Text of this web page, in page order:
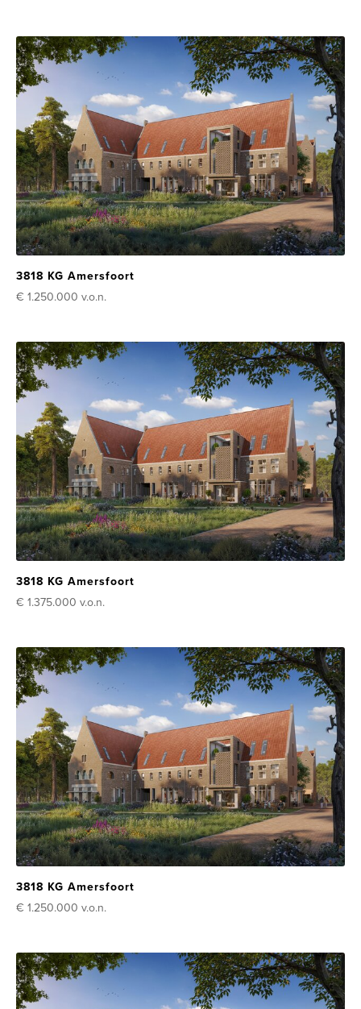
3818 KG Amersfoort
€ 1.250.000 v.o.n.
3818 KG Amersfoort
€ 1.375.000 v.o.n.
3818 KG Amersfoort
€ 1.250.000 v.o.n.